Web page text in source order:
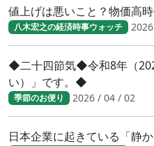
値上げは悪いこと？物価高
八木宏之の経済時事ウォッチ
◆二十四節気◆令和8年（
い）」です。◆
季節のお便り 2026 / 04 / 02
日本企業に起きている「静か